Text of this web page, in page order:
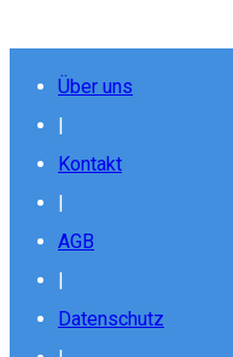
Über uns
|
Kontakt
|
AGB
|
Datenschutz